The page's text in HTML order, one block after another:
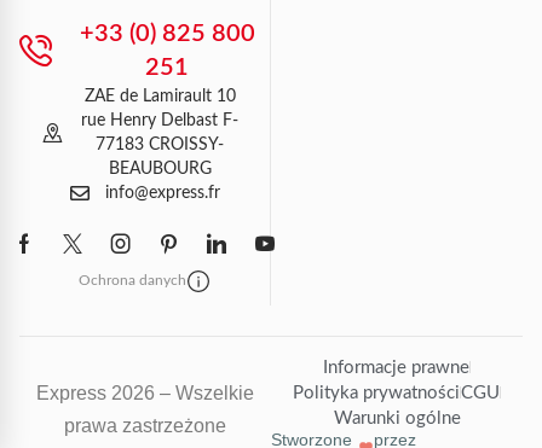
+33 (0) 825 800
251
ZAE de Lamirault 10
rue Henry Delbast F-
77183 CROISSY-
BEAUBOURG
info@express.fr
Ochrona danych
Express 2026 – Wszelkie
prawa zastrzeżone
Informacje prawne
Polityka prywatnościCGU
Warunki ogólne
Stworzone
przez